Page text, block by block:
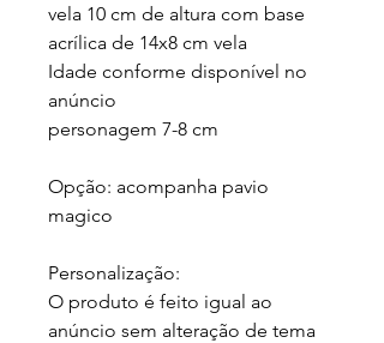
vela 10 cm de altura com base
acrílica de 14x8 cm vela
Idade conforme disponível no
anúncio
personagem 7-8 cm
Opção: acompanha pavio
magico
Personalização:
O produto é feito igual ao
anúncio sem alteração de tema